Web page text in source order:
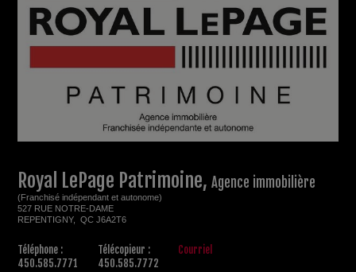
Royal LePage Patrimoine,Agence immobilière
(Franchisé indépendant et autonome)
527 RUE NOTRE-DAME
REPENTIGNY, QC J6A2T6
Téléphone :
450.585.7771
Télécopieur :
450.585.7772
Courriel